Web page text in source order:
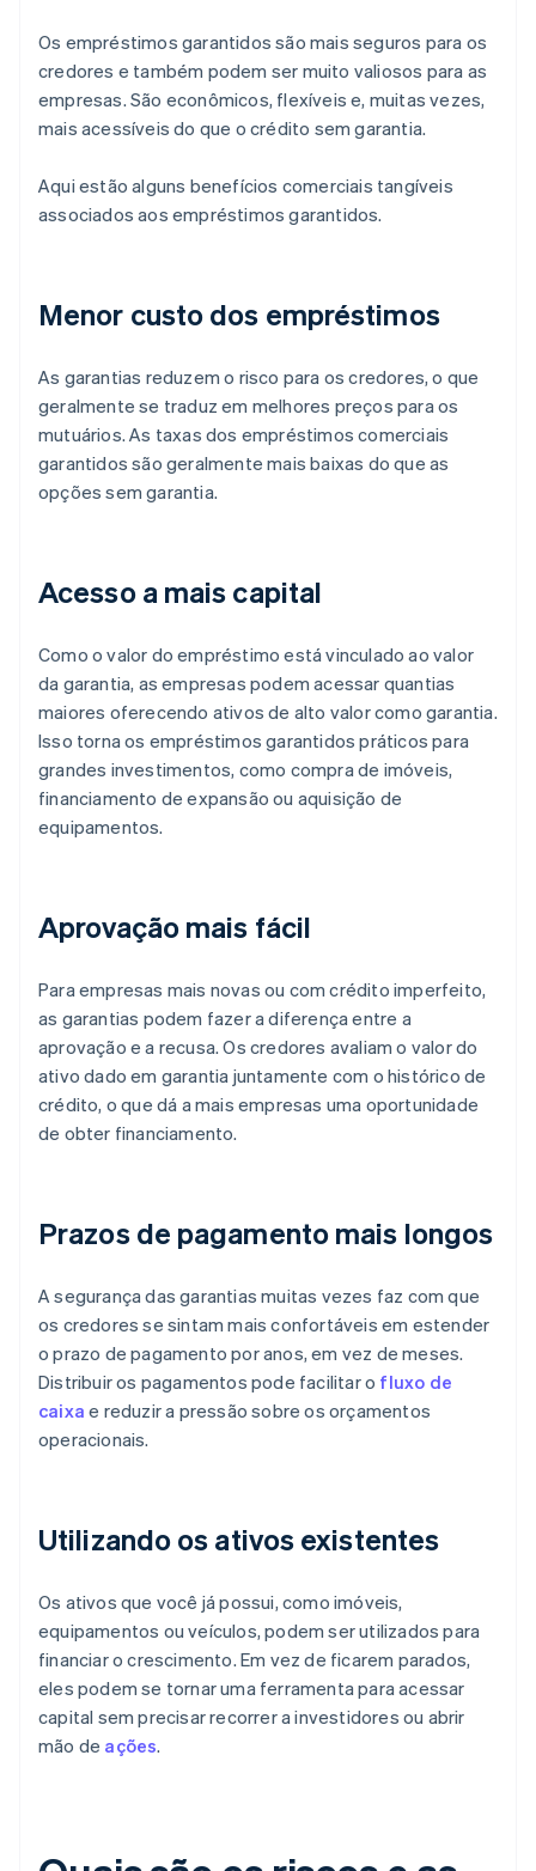
Os empréstimos garantidos são mais seguros para os
credores e também podem ser muito valiosos para as
empresas. São econômicos, flexíveis e, muitas vezes,
mais acessíveis do que o crédito sem garantia.
Aqui estão alguns benefícios comerciais tangíveis
associados aos empréstimos garantidos.
Menor custo dos empréstimos
As garantias reduzem o risco para os credores, o que
geralmente se traduz em melhores preços para os
mutuários. As taxas dos empréstimos comerciais
garantidos são geralmente mais baixas do que as
opções sem garantia.
Acesso a mais capital
Como o valor do empréstimo está vinculado ao valor
da garantia, as empresas podem acessar quantias
maiores oferecendo ativos de alto valor como garantia.
Isso torna os empréstimos garantidos práticos para
grandes investimentos, como compra de imóveis,
financiamento de expansão ou aquisição de
equipamentos.
Aprovação mais fácil
Para empresas mais novas ou com crédito imperfeito,
as garantias podem fazer a diferença entre a
aprovação e a recusa. Os credores avaliam o valor do
ativo dado em garantia juntamente com o histórico de
crédito, o que dá a mais empresas uma oportunidade
de obter financiamento.
Prazos de pagamento mais longos
A segurança das garantias muitas vezes faz com que
os credores se sintam mais confortáveis em estender
o prazo de pagamento por anos, em vez de meses.
Distribuir os pagamentos pode facilitar o fluxo de
caixa e reduzir a pressão sobre os orçamentos
operacionais.
Utilizando os ativos existentes
Os ativos que você já possui, como imóveis,
equipamentos ou veículos, podem ser utilizados para
financiar o crescimento. Em vez de ficarem parados,
eles podem se tornar uma ferramenta para acessar
capital sem precisar recorrer a investidores ou abrir
mão de ações.